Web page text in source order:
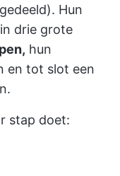
Hun
drie grote
hun
en tot slot een
stap doet: